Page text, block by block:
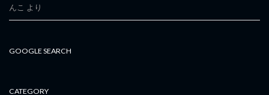
んこ より
GOOGLE SEARCH
CATEGORY